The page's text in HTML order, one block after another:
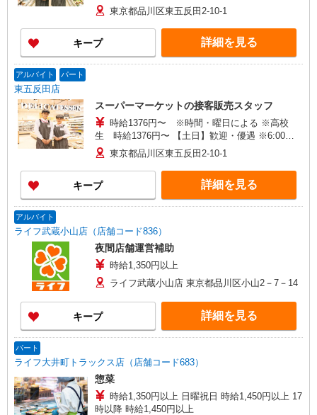
21:00 時給＋100円 ※21:00〜翌2:00 時給＋200
円 ※22:00以降 基本時給より25％UP
東京都品川区東五反田2-10-1
キープ 詳細を見る
アルバイト パート
東五反田店
スーパーマーケットの接客販売スタッフ
時給1376円〜 ※時間・曜日による ※高校
生 時給1376円〜 【土日】歓迎・優遇 ※6:00〜
8:00 時給＋200円
東京都品川区東五反田2-10-1
キープ 詳細を見る
アルバイト
ライフ武蔵小山店（店舗コード836）
夜間店舗運営補助
時給1,350円以上
ライフ武蔵小山店 東京都品川区小山2－7－14
キープ 詳細を見る
パート
ライフ大井町トラックス店（店舗コード683）
惣菜
時給1,350円以上 日曜祝日 時給1,450円以上 17
時以降 時給1,450円以上